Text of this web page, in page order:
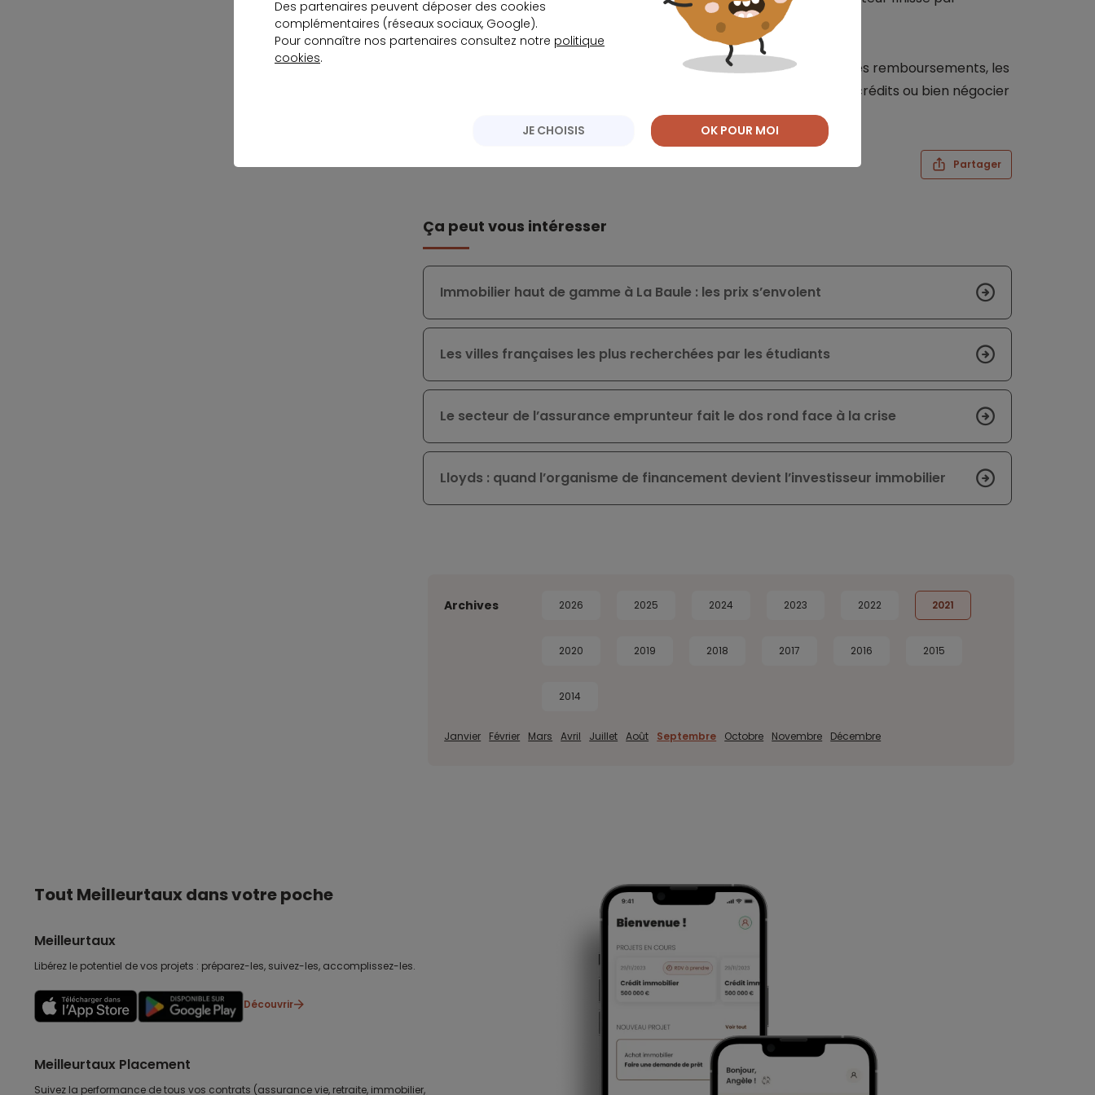
renoncer à changer d’assureur.
Pour rappel, outre la délégation d’assurance, pour alléger le poids des remboursements, les
emprunteurs peuvent également procéder à un regroupement de crédits ou bien négocier
un rachat auprès d’un autre établissement financier.
Partager
Ça peut vous intéresser
Immobilier haut de gamme à La Baule : les prix s’envolent
Les villes françaises les plus recherchées par les étudiants
Le secteur de l’assurance emprunteur fait le dos rond face à la crise
Lloyds : quand l’organisme de financement devient l’investisseur immobilier
Archives 2026 2025 2024 2023 2022 2021
2020 2019 2018 2017 2016 2015
2014
Janvier Février Mars Avril Juillet Août Septembre Octobre Novembre Décembre
Tout Meilleurtaux dans votre poche
Meilleurtaux
Libérez le potentiel de vos projets : préparez-les, suivez-les, accomplissez-les.
Découvrir
Meilleurtaux Placement
Suivez la performance de tous vos contrats (assurance vie, retraite, immobilier,
Des partenaires peuvent déposer des cookies
complémentaires (réseaux sociaux, Google).
Pour connaître nos partenaires consultez notre politique
cookies.
JE CHOISIS OK POUR MOI